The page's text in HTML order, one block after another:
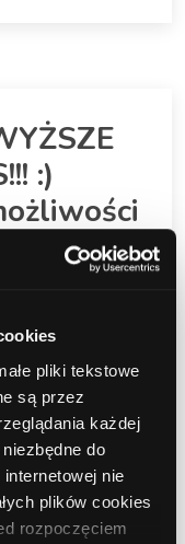
pliki tekstowe
są przez
każdej
do
internetowej nie
plików cookies
rozpoczęciem
:)
24 lat)
aktywnej
wProgramie
:
do 700 zł w tym
osobiste